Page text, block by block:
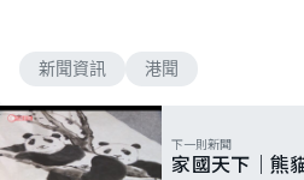
新聞資訊 港聞
下一則新聞
家國天下｜熊